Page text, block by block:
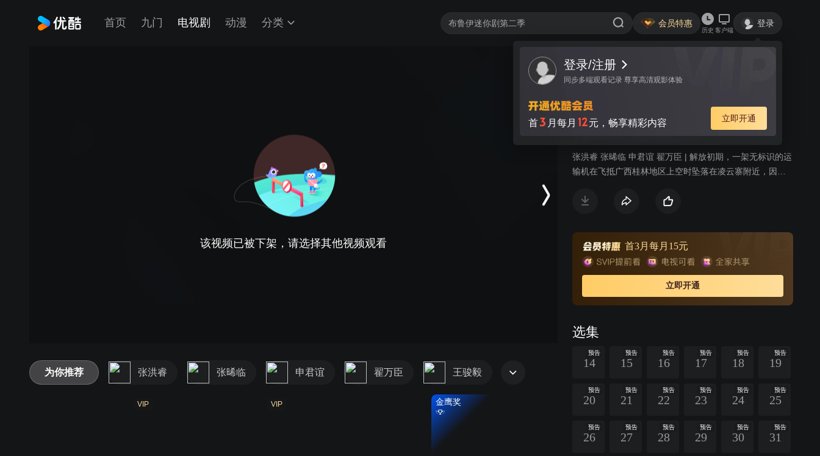
首页 九门 电视剧 动漫 分类 会员特惠
历史 客户端
登录
登录/注册
同步多端观看记录 尊享高清观影体验
首3 月每月 12元，畅享精彩内容 立即开通
该视频已被下架，请选择其他视频观看
视频 讨论
绝地刀锋
中国/2014/张洪睿领衔烧脑反特剧
张洪睿 张晞临 申君谊 翟万臣 | 解放初期，一架无标识的运
输机在飞抵广西桂林地区上空时坠落在凌云寨附近，因机
西师副团长廖志刚与政委项少军负责调查该事件。凌云寨
斗。而身为共产党的人的廖志刚得到了当地百姓的大力协
助，最终找到并破译了绝密文件，遏制了国民党残余势力
的阴谋，铲除了土匪帮派的势力，赢得了苗疆圣女杨阿英
首3月每月15元
立即开通
选集
预告
14
预告
15
预告
16
预告
17
预告
18
预告
19
预告
20
预告
21
预告
22
预告
23
预告
24
预告
25
预告
26
预告
27
预告
28
预告
29
预告
30
预告
31
为你推荐 张洪睿 张晞临 申君谊 翟万臣 王骏毅
VIP VIP 金鹰奖